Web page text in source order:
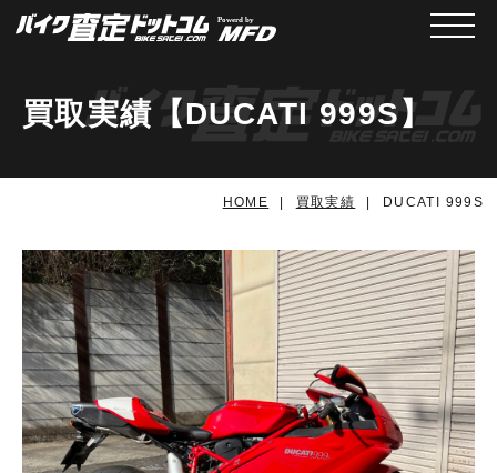
メニ
買取実績【DUCATI 999S】
HOME 買取実績 DUCATI 999S